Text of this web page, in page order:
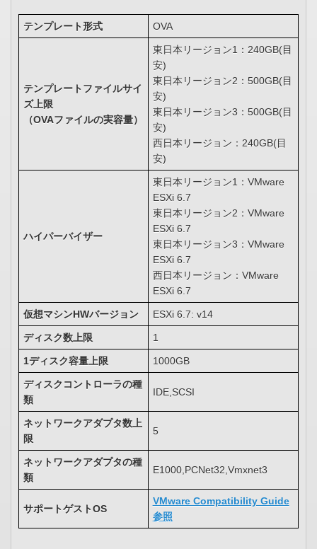
テンプレート形式 OVA
テンプレートファイルサイ
ズ上限
（OVAファイルの実容量）
東日本リージョン1：240GB(目
安)
東日本リージョン2：500GB(目
安)
東日本リージョン3：500GB(目
安)
西日本リージョン：240GB(目
安)
ハイパーバイザー
東日本リージョン1：VMware
ESXi 6.7
東日本リージョン2：VMware
ESXi 6.7
東日本リージョン3：VMware
ESXi 6.7
西日本リージョン：VMware
ESXi 6.7
仮想マシンHWバージョン ESXi 6.7: v14
ディスク数上限 1
1ディスク容量上限 1000GB
ディスクコントローラの種
類
IDE,SCSI
ネットワークアダプタ数上
限
5
ネットワークアダプタの種
類
E1000,PCNet32,Vmxnet3
サポートゲストOS
VMware Compatibility Guide
参照